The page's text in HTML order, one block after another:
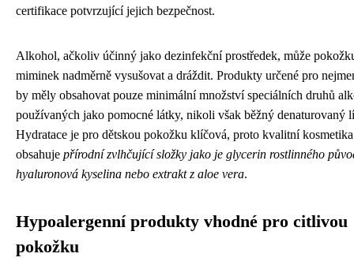
certifikace potvrzující jejich bezpečnost.
Alkohol, ačkoliv účinný jako dezinfekční prostředek, může
miminek nadměrně vysušovat a dráždit. Produkty určené pro
by měly obsahovat pouze minimální množství speciálních druhů
používaných jako pomocné látky, nikoli však běžný denaturovaný
Hydratace je pro dětskou pokožku klíčová, proto kvalitní kosmetika
obsahuje přírodní zvlhčující složky jako je glycerin rostlinného
hyaluronová kyselina nebo extrakt z aloe vera.
Hypoalergenní produkty vhodné pro citlivou
pokožku